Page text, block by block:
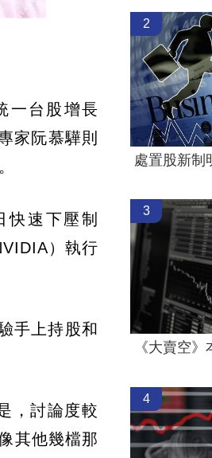
一台股增長
家阮慕驊則
速下壓制
）執行
手上持股和
，討論度較
其他幾檔那
2
3
4